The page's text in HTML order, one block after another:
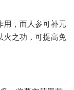
用，而人参可补元
火之功，可提高免